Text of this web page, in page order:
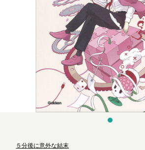
５分後に意外な結末